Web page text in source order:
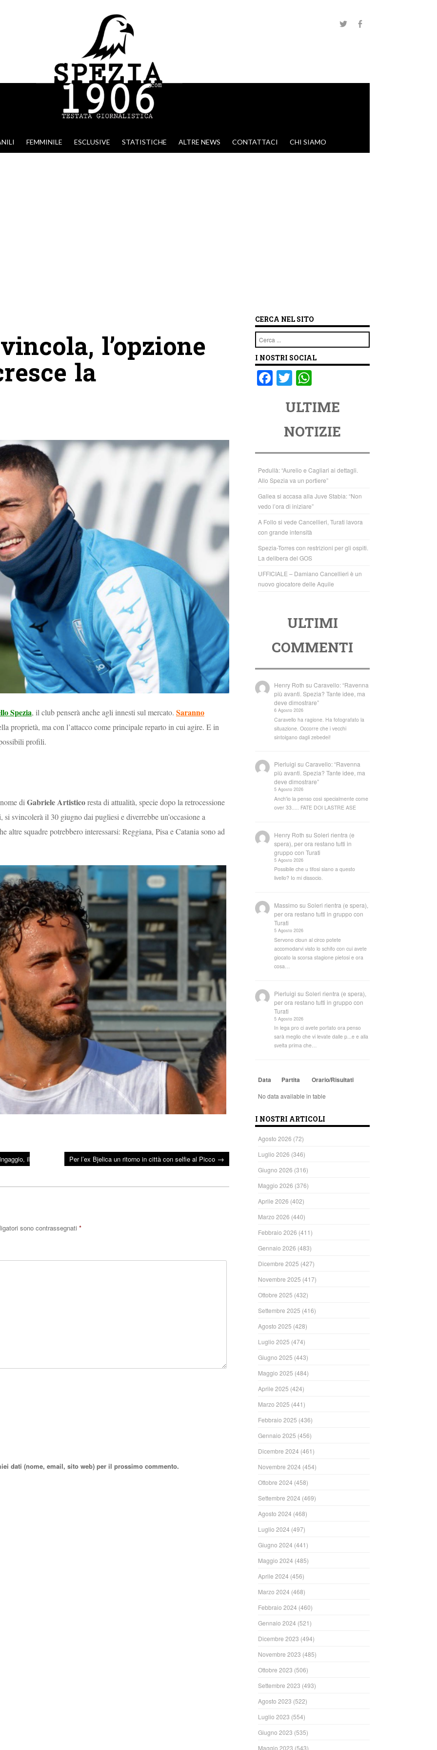
FEMMINILE ESCLUSIVE STATISTICHE ALTRE NEWS CONTATTACI CHI SIAMO
l’opzione
la
Spezia, il club penserà anche agli innesti sul mercato. Saranno
proprietà, ma con l’attacco come principale reparto in cui agire. E in
profili.
di Gabriele Artisticoresta di attualità, specie dopo la retrocessione
svincolerà il 30 giugno dai pugliesi e diverrebbe un’occasione a
altre squadre potrebbero interessarsi: Reggiana, Pisa e Catania sono ad
il
Per l’ex Bjelica un ritorno in città con selfie al Picco →
sono contrassegnati *
dati (nome, email, sito web) per il prossimo commento.
CERCA NEL SITO
Cerca
I NOSTRI SOCIAL
F
o
o
k
T
tt
er
at
s
A
p
p
ULTIME
NOTIZIE
Pedullà: “Aurelio e Cagliari ai dettagli.
Allo Spezia va un portiere”
Gallea si accasa alla Juve Stabia: “Non
vedo l’ora di iniziare”
A Follo si vede Cancellieri, Turati lavora
con grande intensità
Spezia-Torres con restrizioni per gli ospiti.
La delibera del GOS
UFFICIALE – Damiano Cancellieri è un
nuovo giocatore delle Aquile
ULTIMI
COMMENTI
Henry Roth suCaravello: “Ravenna
più avanti. Spezia? Tante idee, ma
deve dimostrare”
6 Agosto 2026
Caravello ha ragione. Ha fotografato la
situazione. Occorre che i vecchi
sintolgano dagli zebedei!
Pierluigi suCaravello: “Ravenna
più avanti. Spezia? Tante idee, ma
deve dimostrare”
5 Agosto 2026
Anch'io la penso così specialmente come
over 33..... FATE DOI LASTRE ASE
Henry Roth suSoleri rientra (e
spera), per ora restano tutti in
gruppo con Turati
5 Agosto 2026
Possibile che u tifosi siano a questo
livello? Io mi dissocio.
Massimo suSoleri rientra (e spera),
per ora restano tutti in gruppo con
Turati
5 Agosto 2026
Servono cloun al circo potete
accomodarvi visto lo schifo con cui avete
giocato la scorsa stagione pietosi e ora
cosa…
Pierluigi suSoleri rientra (e spera),
per ora restano tutti in gruppo con
Turati
5 Agosto 2026
In lega pro ci avete portato ora penso
sarà meglio che vi levate dalle p...e e alla
svelta prima che…
Data Partita Orario/Risultati
No data available in table
I NOSTRI ARTICOLI
Agosto 2026 (72)
Luglio 2026 (346)
Giugno 2026 (316)
Maggio 2026 (376)
Aprile 2026 (402)
Marzo 2026 (440)
Febbraio 2026 (411)
Gennaio 2026 (483)
Dicembre 2025 (427)
Novembre 2025 (417)
Ottobre 2025 (432)
Settembre 2025 (416)
Agosto 2025 (428)
Luglio 2025 (474)
Giugno 2025 (443)
Maggio 2025 (484)
Aprile 2025 (424)
Marzo 2025 (441)
Febbraio 2025 (436)
Gennaio 2025 (456)
Dicembre 2024 (461)
Novembre 2024 (454)
Ottobre 2024 (458)
Settembre 2024 (469)
Agosto 2024 (468)
Luglio 2024 (497)
Giugno 2024 (441)
Maggio 2024 (485)
Aprile 2024 (456)
Marzo 2024 (468)
Febbraio 2024 (460)
Gennaio 2024 (521)
Dicembre 2023 (494)
Novembre 2023 (485)
Ottobre 2023 (506)
Settembre 2023 (493)
Agosto 2023 (522)
Luglio 2023 (554)
Giugno 2023 (535)
Maggio 2023 (543)